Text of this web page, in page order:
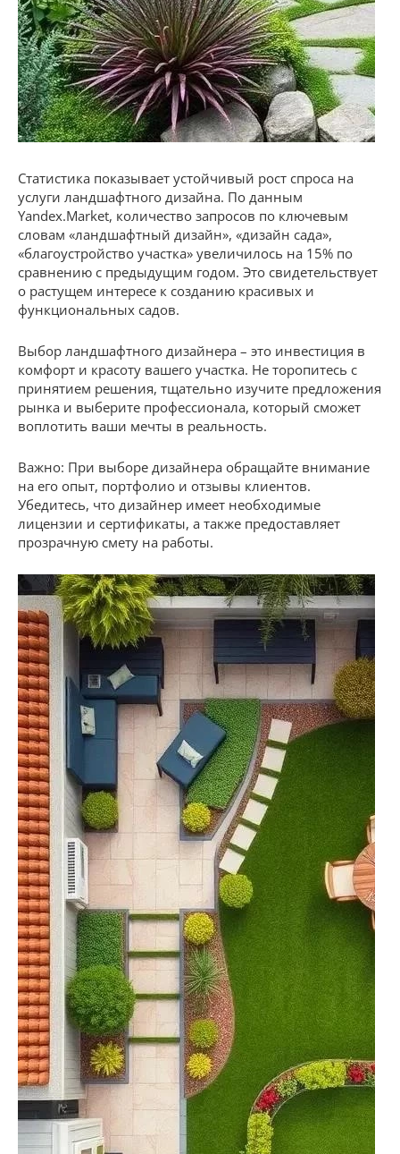
Статистика показывает устойчивый рост спроса на
услуги ландшафтного дизайна. По данным
Yandex.Market, количество запросов по ключевым
словам «ландшафтный дизайн», «дизайн сада»,
«благоустройство участка» увеличилось на 15% по
сравнению с предыдущим годом. Это свидетельствует
о растущем интересе к созданию красивых и
функциональных садов.
Выбор ландшафтного дизайнера – это инвестиция в
комфорт и красоту вашего участка. Не торопитесь с
принятием решения, тщательно изучите предложения
рынка и выберите профессионала, который сможет
воплотить ваши мечты в реальность.
Важно: При выборе дизайнера обращайте внимание
на его опыт, портфолио и отзывы клиентов.
Убедитесь, что дизайнер имеет необходимые
лицензии и сертификаты, а также предоставляет
прозрачную смету на работы.